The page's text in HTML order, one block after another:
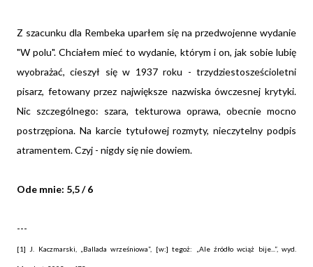
Z szacunku dla Rembeka uparłem się na przedwojenne wydanie
"W polu". Chciałem mieć to wydanie, którym i on, jak sobie lubię
wyobrażać, cieszył się w 1937 roku - trzydziestosześcioletni
pisarz, fetowany przez największe nazwiska ówczesnej krytyki.
Nic szczególnego: szara, tekturowa oprawa, obecnie mocno
postrzępiona. Na karcie tytułowej rozmyty, nieczytelny podpis
atramentem. Czyj - nigdy się nie dowiem.
Ode mnie: 5,5 / 6
---
[1] J. Kaczmarski, „Ballada wrześniowa”, [w:] tegoż: „Ale źródło wciąż bije...”, wyd.